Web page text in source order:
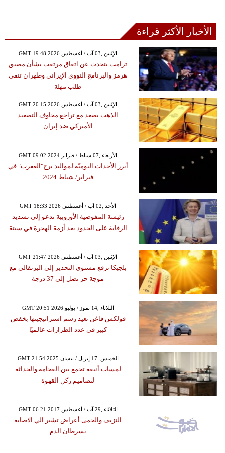
الأخبار الأكثر قراءة
GMT 19:48 2026 الإثنين ,03 آب / أغسطس
ترامب يتحدث عن اتفاق مرتقب بشأن مضيق
هرمز والبرنامج النووي الإيراني وطهران تنفي
طلب مهلة
GMT 20:15 2026 الإثنين ,03 آب / أغسطس
الذهب يصعد مع تراجع مخاوف التصعيد
الأميركي ضد إيران
GMT 09:02 2024 الأربعاء ,07 شباط / فبراير
أبرز الأحداث اليوميّة لمواليد برج"العقرب" في
فبراير/ شباط 2024
GMT 18:33 2026 الأحد ,02 آب / أغسطس
رئيسة المفوضية الأوروبية تدعو إلى تشديد
الرقابة على الحدود بعد أزمة الهجرة في سبتة
GMT 21:47 2026 الإثنين ,03 آب / أغسطس
بلجيكا ترفع مستوى التحذير إلى البرتقالي مع
موجة حر تصل إلى 37 درجة
GMT 20:51 2026 الثلاثاء ,14 تموز / يوليو
فولكس فاغن تعيد رسم استراتيجيتها بخفض
كبير في عدد الطرازات عالميًا
GMT 21:54 2025 الخميس ,17 إبريل / نيسان
لمسات أنيقة تجمع بين الفخامة والحداثة
لتصاميم ركن القهوة
GMT 06:21 2017 الثلاثاء ,29 آب / أغسطس
النزيف والحمى أعراض تشير الي الاصابة
بسرطان الدم